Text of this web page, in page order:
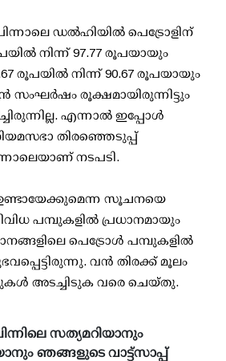
പിന്നാലെ ഡൽഹിയിൽ പെട്രോളിന്
നിന്ന് 97.77 രൂപയായും
രൂപയിൽ നിന്ന് 90.67 രൂപയായും
സംഘർഷം രൂക്ഷമായിരുന്നിട്ടും
എന്നാൽ ഇപ്പോൾ
തിരഞ്ഞെടുപ്പ്
നടപടി.
സൂചനയെ
പമ്പുകളിൽ പ്രധാനമായും
പെട്രോൾ പമ്പുകളിൽ
വൻ തിരക്ക് മൂലം
അടച്ചിടുക വരെ ചെയ്തു.
സത്യമറിയാനും
ഞങ്ങളുടെ വാട്ട്സാപ്പ്